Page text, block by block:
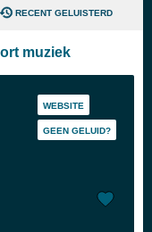
RECENT GELUISTERD
muziek
WEBSITE
GEEN GELUID?